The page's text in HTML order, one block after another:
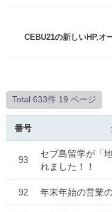
CEBU21の新しいHP,オ
Total 633件 19 ページ
番号
93
セブ島留学が「
れました！！
92 年末年始の営業